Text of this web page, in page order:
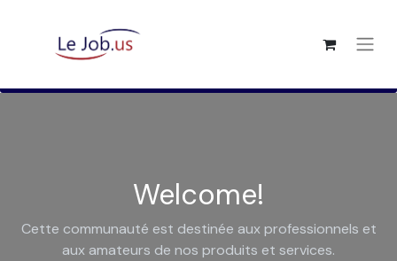
Welcome!
Cette communauté est destinée aux professionnels et
aux amateurs de nos produits et services.